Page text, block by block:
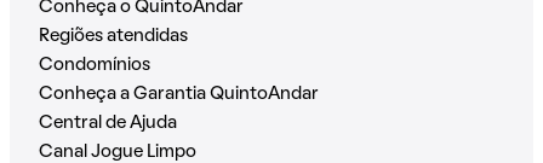
Conheça o QuintoAndar
Regiões atendidas
Condomínios
Conheça a Garantia QuintoAndar
Central de Ajuda
Canal Jogue Limpo